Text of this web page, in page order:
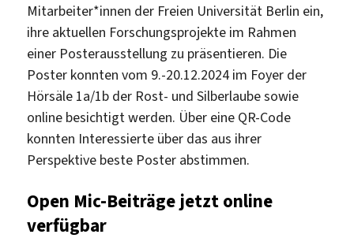
Mitarbeiter*innen der Freien Universität Berlin ein,
ihre aktuellen Forschungsprojekte im Rahmen
einer Posterausstellung zu präsentieren. Die
Poster konnten vom 9.-20.12.2024 im Foyer der
Hörsäle 1a/1b der Rost- und Silberlaube sowie
online besichtigt werden. Über eine QR-Code
konnten Interessierte über das aus ihrer
Perspektive beste Poster abstimmen.
Open Mic-Beiträge jetzt online
verfügbar